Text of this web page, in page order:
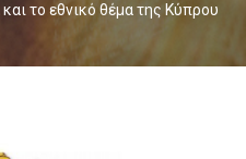
το εθνικό θέμα της Κύπρου